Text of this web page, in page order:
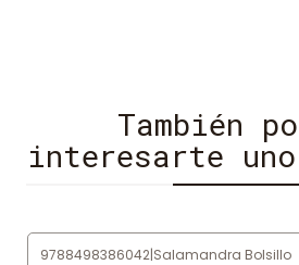
También
interesarte
9788498386042|Salamandra Bolsillo